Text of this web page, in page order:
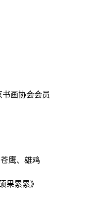
画协会会员
鹰、雄鸡
果累累》